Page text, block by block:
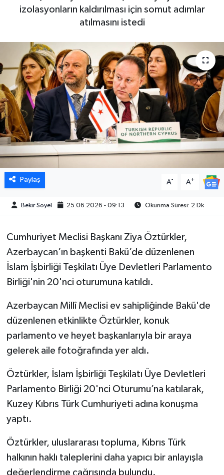
izolasyonların kaldırılması için somut adımlar
atılmasını istedi
Paylaş A- A+
Bekir Soyel 25.06.2026 - 09:13 Okunma Süresi: 2 Dk
Cumhuriyet Meclisi Başkanı Ziya Öztürkler,
Azerbaycan’ın başkenti Bakü’de düzenlenen
İslam İşbirliği Teşkilatı Üye Devletleri Parlamento
Birliği'nin 20'nci oturumuna katıldı.
Azerbaycan Millî Meclisi ev sahipliğinde Bakü'de
düzenlenen etkinlikte Öztürkler, konuk
parlamento ve heyet başkanlarıyla bir araya
gelerek aile fotoğrafında yer aldı.
Öztürkler, İslam İşbirliği Teşkilatı Üye Devletleri
Parlamento Birliği 20'nci Oturumu’na katılarak,
Kuzey Kıbrıs Türk Cumhuriyeti adına konuşma
yaptı.
Öztürkler, uluslararası topluma, Kıbrıs Türk
halkının haklı taleplerini daha yapıcı bir anlayışla
değerlendirme çağrısında bulundu.